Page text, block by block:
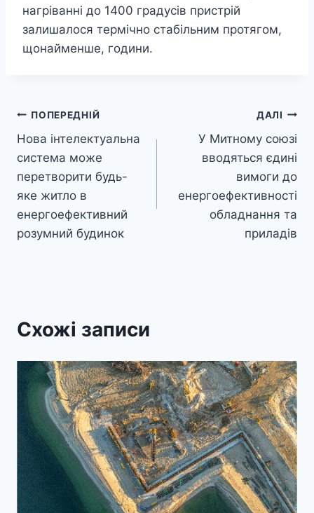
нагріванні до 1400 градусів пристрій
залишалося термічно стабільним протягом,
щонайменше, години.
Навігація
записів
ПОПЕРЕДНІЙ
Нова інтелектуальна
система може
перетворити будь-
яке житло в
енергоефективний
розумний будинок
ДАЛІ
У Митному союзі
вводяться єдині
вимоги до
енергоефективності
обладнання та
приладів
Схожі записи